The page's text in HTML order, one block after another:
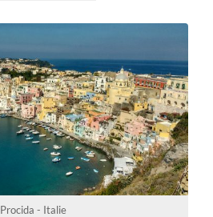
Procida - Italie